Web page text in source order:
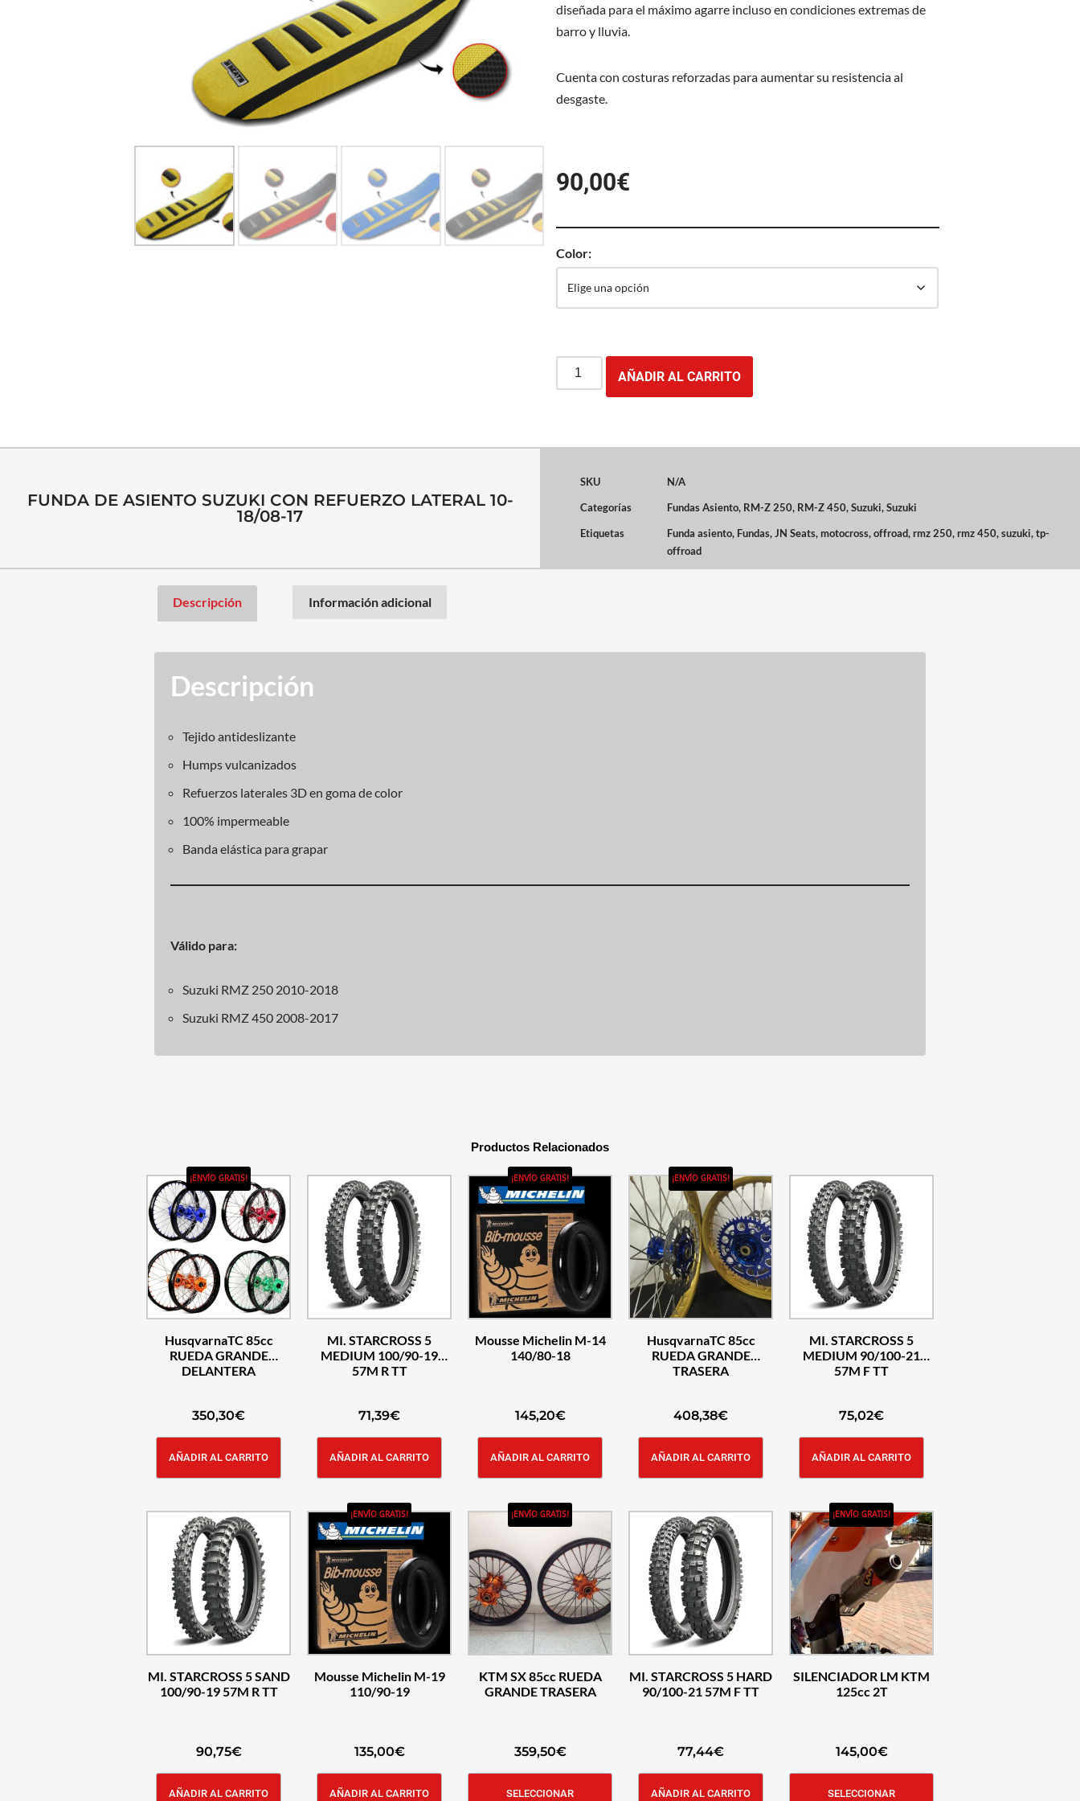
diseñada para el máximo agarre incluso en condiciones extremas de
barro y lluvia.
Cuenta con costuras reforzadas para aumentar su resistencia al
desgaste.
90,00€
Color:
AÑADIR AL CARRITO
FUNDA DE ASIENTO SUZUKI CON REFUERZO LATERAL 10-
18/08-17
SKU
N/A
Categorías
Fundas Asiento, RM-Z 250, RM-Z 450,Suzuki,Suzuki
Etiquetas
Funda asiento, Fundas,JN Seats,motocross,offroad,rmz 250,rmz 450,suzuki,tp-
offroad
Descripción Información adicional
Descripción
Tejido antideslizante
Humps vulcanizados
Refuerzos laterales 3D en goma de color
100% impermeable
Banda elástica para grapar
Válido para:
Suzuki RMZ 250 2010-2018
Suzuki RMZ 450 2008-2017
Productos Relacionados
¡ENVÍO GRATIS!
HusqvarnaTC 85cc
RUEDA GRANDE
DELANTERA
350,30€
AÑADIR AL CARRITO
MI. STARCROSS 5
MEDIUM 100/90-19
57M R TT
71,39€
AÑADIR AL CARRITO
¡ENVÍO GRATIS!
Mousse Michelin M-14
140/80-18
145,20€
AÑADIR AL CARRITO
¡ENVÍO GRATIS!
HusqvarnaTC 85cc
RUEDA GRANDE
TRASERA
408,38€
AÑADIR AL CARRITO
MI. STARCROSS 5
MEDIUM 90/100-21
57M F TT
75,02€
AÑADIR AL CARRITO
MI. STARCROSS 5 SAND
100/90-19 57M R TT
90,75€
AÑADIR AL CARRITO
¡ENVÍO GRATIS!
Mousse Michelin M-19
110/90-19
135,00€
AÑADIR AL CARRITO
¡ENVÍO GRATIS!
KTM SX 85cc RUEDA
GRANDE TRASERA
359,50€
SELECCIONAR
MI. STARCROSS 5 HARD
90/100-21 57M F TT
77,44€
AÑADIR AL CARRITO
¡ENVÍO GRATIS!
SILENCIADOR LM KTM
125cc 2T
145,00€
SELECCIONAR